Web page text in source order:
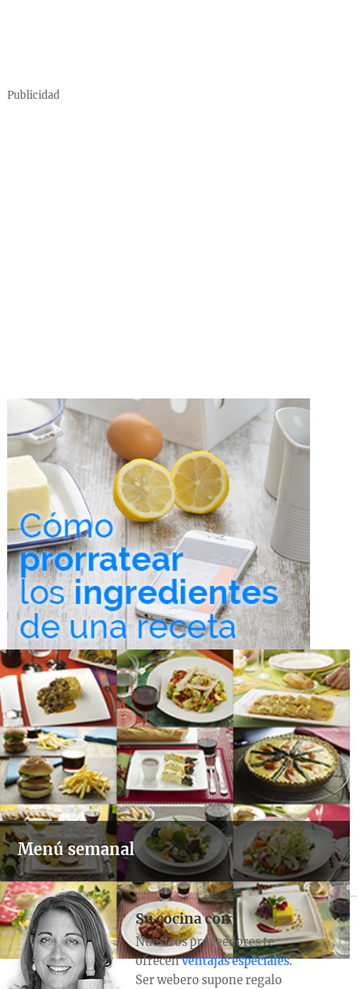
Publicidad
Menú semanal
Su cocina con
Nuestros proveedores te
ofrecenventajas especiales.
Ser webero supone regalo